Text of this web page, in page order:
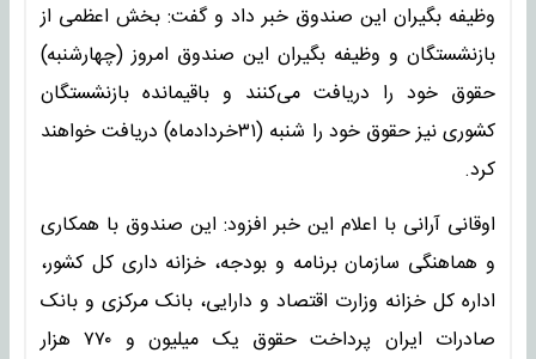
وظیفه بگیران این صندوق خبر داد و گفت: بخش اعظمی از
بازنشستگان و وظیفه بگیران این صندوق امروز (چهارشنبه)
حقوق خود را دریافت می‌کنند و باقیمانده بازنشستگان
کشوری نیز حقوق خود را شنبه (۳۱خردادماه) دریافت خواهند
کرد.
اوقانی آرانی با اعلام این خبر افزود: این صندوق با همکاری
و هماهنگی سازمان برنامه و بودجه، خزانه داری کل کشور،
اداره کل خزانه وزارت اقتصاد و دارایی، بانک مرکزی و بانک
صادرات ایران پرداخت حقوق یک میلیون و ۷۷۰ هزار